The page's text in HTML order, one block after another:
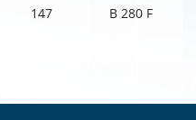
147 B 280 F